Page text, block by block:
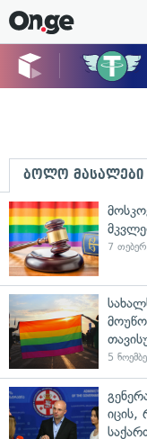
ბოლო მასალები
7
5
იცის,